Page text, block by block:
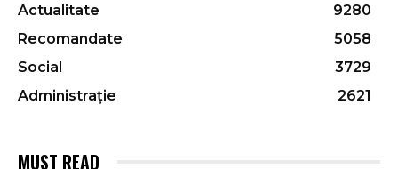
Actualitate
9280
Recomandate
5058
Social
3729
Administrație
2621
MUST READ